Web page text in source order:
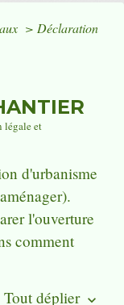
> Déclaration
légale et
d'urbanisme
l'ouverture
comment
Tout déplier keyboard_arrow_down